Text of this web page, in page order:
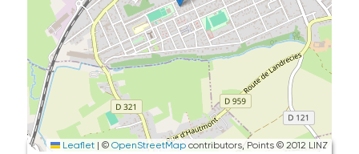
Leaflet | ©OpenStreetMap contributors, Points © 2012 LINZ